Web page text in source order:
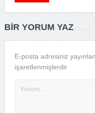
BIR YORUM YAZ
E-posta adresiniz
işaretlenmişlerdir